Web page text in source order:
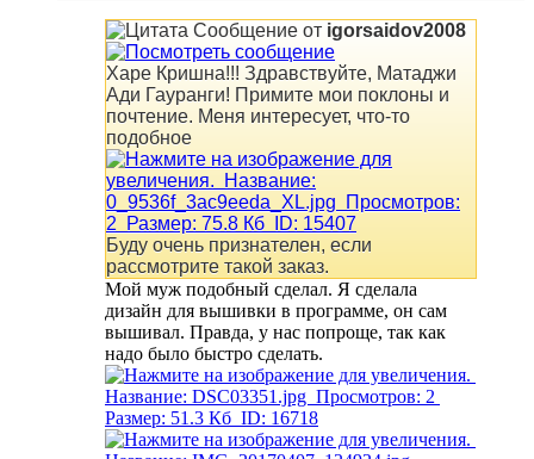
Сообщение от igorsaidov2008
Харе Кришна!!! Здравствуйте, Матаджи
Ади Гауранги! Примите мои поклоны и
почтение. Меня интересует, что-то
подобное
Буду очень признателен, если
рассмотрите такой заказ.
Мой муж подобный сделал. Я сделала
дизайн для вышивки в программе, он сам
вышивал. Правда, у нас попроще, так как
надо было быстро сделать.